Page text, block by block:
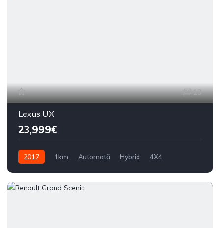
13
Lexus UX
23,999€
2017 1km Automată Hybrid 4X4